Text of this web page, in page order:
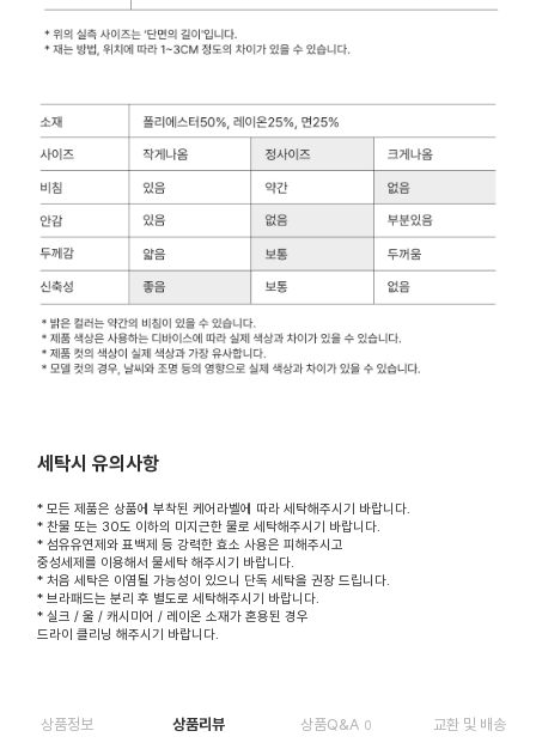
세탁시 유의사항
* 모든 제품은 상품에 부착된 케어라벨에 따라 세탁해주시기 바랍니다.
* 찬물 또는 30도 이하의 미지근한 물로 세탁해주시기 바랍니다.
* 섬유유연제와 표백제 등 강력한 효소 사용은 피해주시고
중성세제를 이용해서 물세탁 해주시기 바랍니다.
* 처음 세탁은 이염될 가능성이 있으니 단독 세탁을 권장 드립니다.
* 브라패드는 분리 후 별도로 세탁해주시기 바랍니다.
* 실크 / 울 / 캐시미어 / 레이온 소재가 혼용된 경우
드라이 클리닝 해주시기 바랍니다.
상품정보 상품리뷰 상품Q&A 0 교환 및 배송